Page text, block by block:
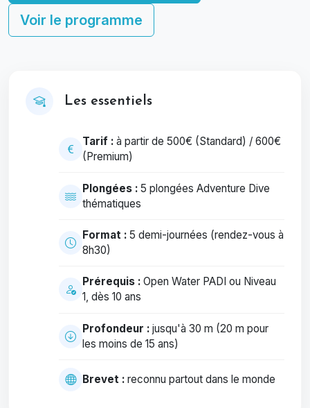
Voir le programme
Les essentiels
Tarif : à partir de 500€ (Standard) / 600€
(Premium)
Plongées : 5 plongées Adventure Dive
thématiques
Format : 5 demi-journées (rendez-vous à
8h30)
Prérequis : Open Water PADI ou Niveau
1, dès 10 ans
Profondeur : jusqu'à 30 m (20 m pour
les moins de 15 ans)
Brevet : reconnu partout dans le monde